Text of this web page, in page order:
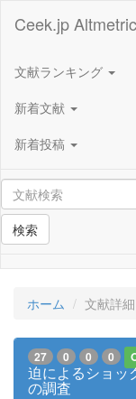
Ceek.jp
文献ランキング
新着文献
新着投稿
検索
ホーム 文献詳細
27 0 0 0
迫によるショッ
の調査